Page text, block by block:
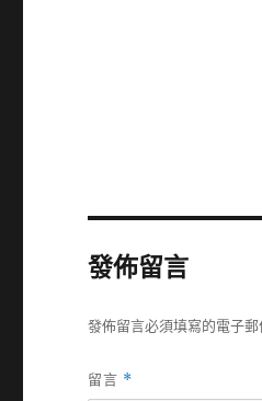
發佈留言
發佈留言必須填寫的電子郵
留言 *